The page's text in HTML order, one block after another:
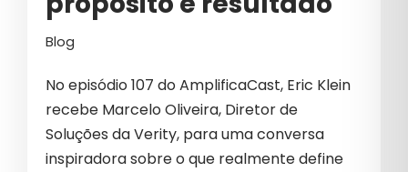
B2B INTERNACIONAL
BIG DATA
BIOTECNOLOGIA
Blog
No episódio 107 do AmplificaCast, Eric Klein
recebe Marcelo Oliveira, Diretor de
Soluções da Verity, para uma conversa
inspiradora sobre o que realmente define